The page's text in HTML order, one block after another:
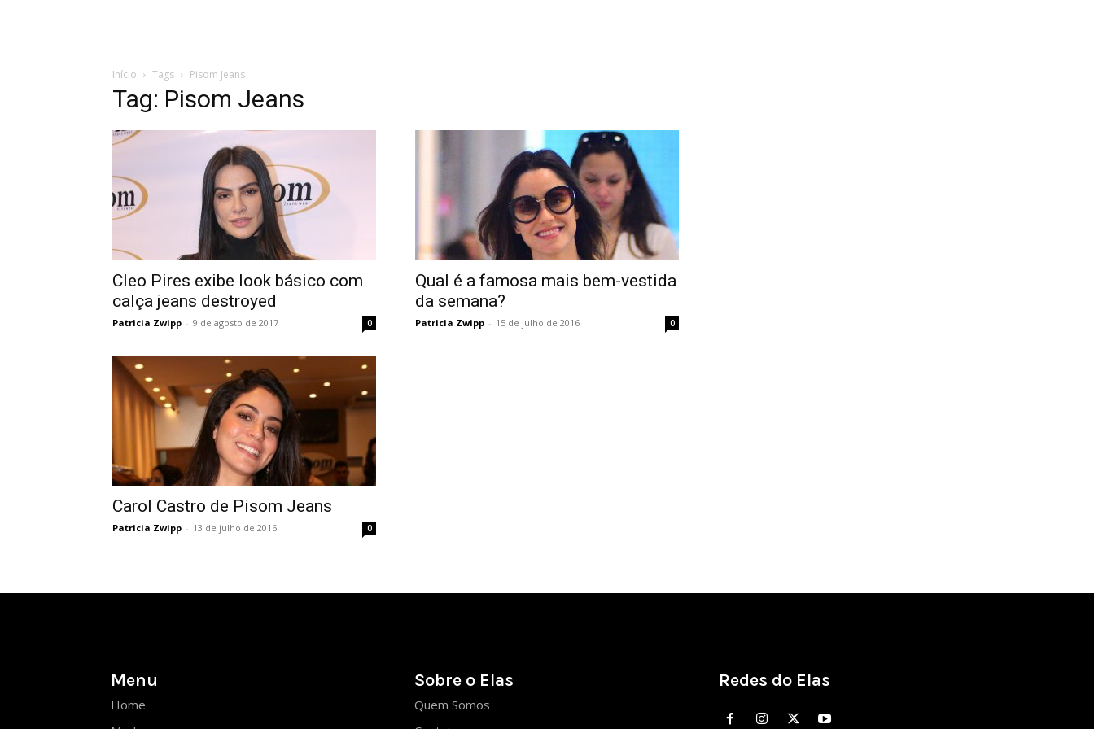
Início Tags Pisom Jeans
Tag: Pisom Jeans
Cleo Pires exibe look básico com
calça jeans destroyed
Patricia Zwipp - 9 de agosto de 2017 0
Qual é a famosa mais bem-vestida
da semana?
Patricia Zwipp - 15 de julho de 2016 0
Carol Castro de Pisom Jeans
Patricia Zwipp - 13 de julho de 2016 0
Menu
Home
Sobre o Elas
Quem Somos
Redes do Elas